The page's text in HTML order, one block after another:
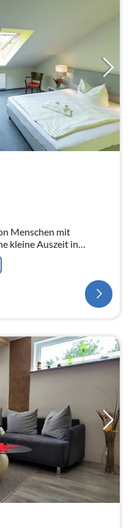
Menschen mit
kleine Auszeit in
Hotel am